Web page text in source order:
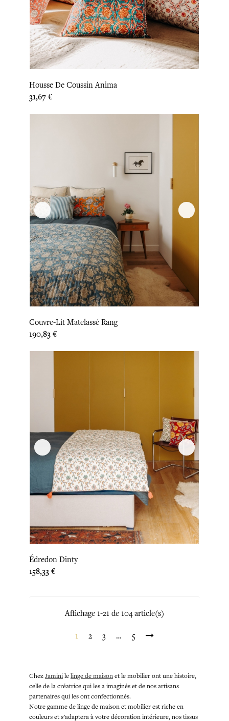
Housse De Coussin Anima
Prix
31,67 €
Couvre-Lit Matelassé Rang
Prix
190,83 €
Édredon Dinty
Prix
158,33 €
Affichage 1-21 de 104 article(s)
1 2 3 … 5
ChezJaminilelinge de maisonet le mobilier ont une histoire,
celle de la créatrice qui les a imaginés et de nos artisans
partenaires qui les ont confectionnés.
Notre gamme de linge de maison et mobilier est riche en
couleurs et s’adaptera à votre décoration intérieure, nos tissus